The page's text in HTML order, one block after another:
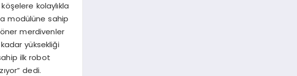
kolaylıkla
modülüne sahip
merdivenler
yüksekliği
ilk robot
dedi.